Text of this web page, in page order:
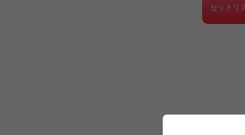
セットリ